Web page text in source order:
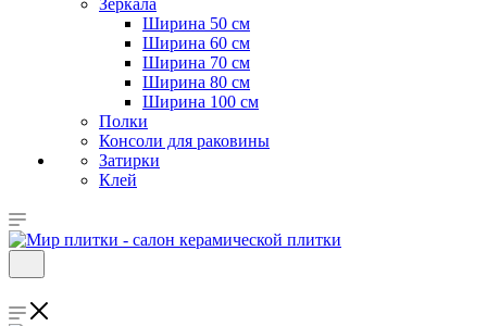
Зеркала
Ширина 50 см
Ширина 60 см
Ширина 70 см
Ширина 80 см
Ширина 100 см
Полки
Консоли для раковины
Затирки
Клей